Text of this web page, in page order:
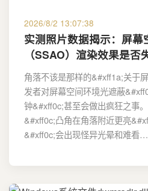
2026/8/2 13:07:38
实测照片数据揭示：屏幕
（SSAO）渲染效果是否
角落不该是那样的&#xff1a;关于
发者对屏幕空间环境光遮蔽
钟&#xff0c;甚至会做出疯狂之事
&#xff0c;凸角在角落附近更亮
&#xff0c;会出现怪异光晕和难看…